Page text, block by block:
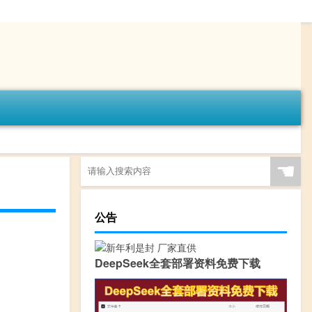
☚
公告
DeepSeek全套部署资料免费下载